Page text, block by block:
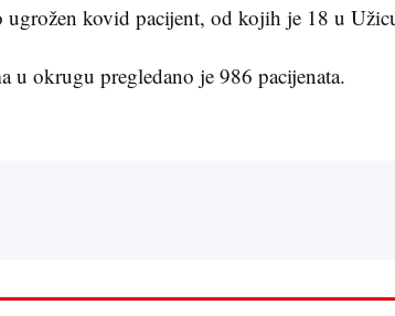
ugrožen kovid pacijent, od kojih je 18 u
u okrugu pregledano je 986 pacijenata.